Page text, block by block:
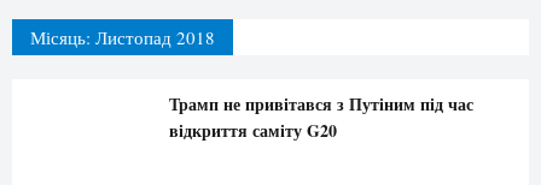
Місяць: Листопад 2018
Трамп не привітався з Путіним під час
відкриття саміту G20